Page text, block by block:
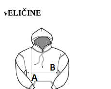
vELIČINE